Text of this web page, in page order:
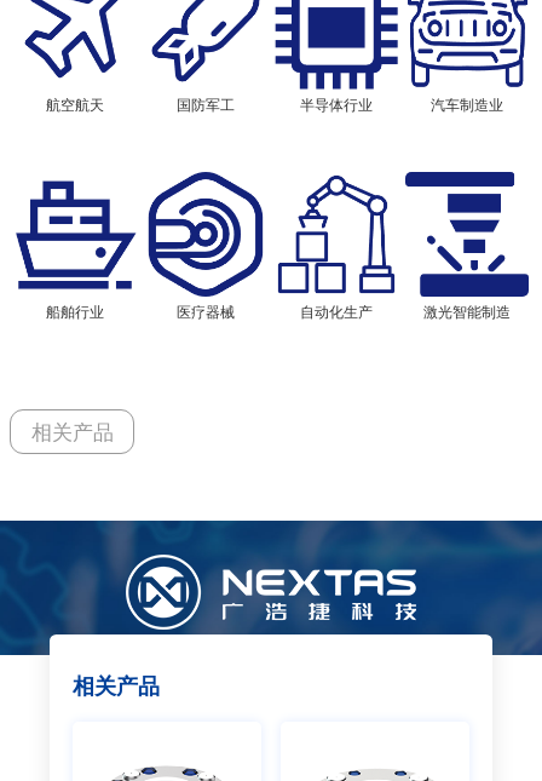
航空航天 国防军工 半导体行业 汽车制造业
船舶行业 医疗器械 自动化生产 激光智能制造
相关产品
相关产品